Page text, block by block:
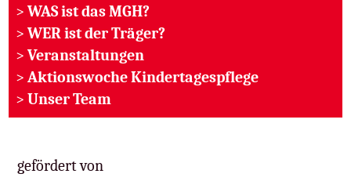
> WAS ist das MGH?
> WER ist der Träger?
> Veranstaltungen
> Aktionswoche Kindertagespflege
> Unser Team
gefördert von